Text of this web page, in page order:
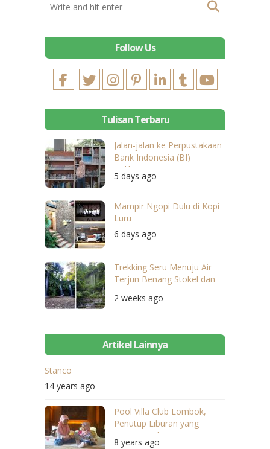
Follow Us
Tulisan Terbaru
Jalan-jalan ke Perpustakaan
Bank Indonesia (BI)
Balikpapan
5 days ago
Mampir Ngopi Dulu di Kopi
Luru
6 days ago
Trekking Seru Menuju Air
Terjun Benang Stokel dan
Benang Kelambu
2 weeks ago
Artikel Lainnya
Stanco
14 years ago
Pool Villa Club Lombok,
Penutup Liburan yang
Sangat Berkesan
8 years ago